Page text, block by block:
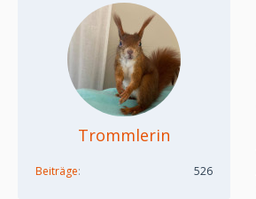
Trommlerin
Beiträge 526